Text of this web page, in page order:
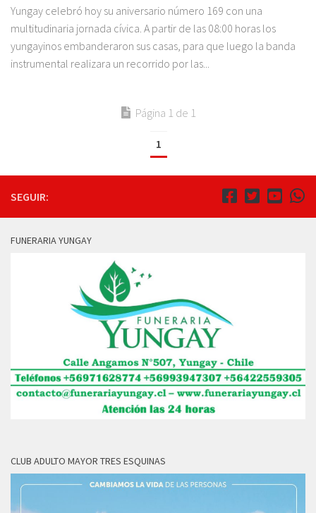
Yungay celebró hoy su aniversario número 169 con una
multitudinaria jornada cívica. A partir de las 08:00 horas los
yungayinos embanderaron sus casas, para que luego la banda
instrumental realizara un recorrido por las...
Página 1 de 1
1
SEGUIR:
FUNERARIA YUNGAY
CLUB ADULTO MAYOR TRES ESQUINAS